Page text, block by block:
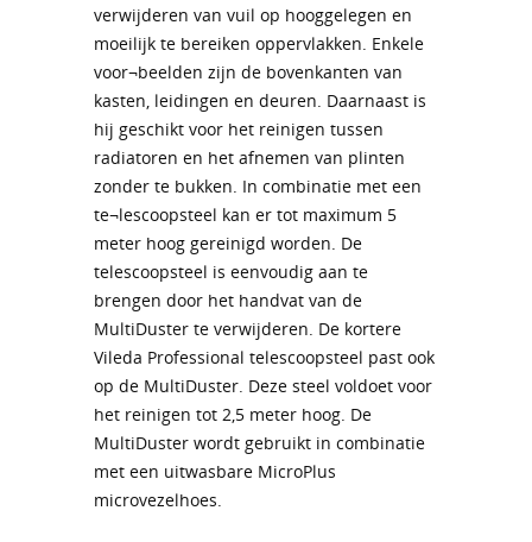
verwijderen van vuil op hooggelegen en
moeilijk te bereiken oppervlakken. Enkele
voor¬beelden zijn de bovenkanten van
kasten, leidingen en deuren. Daarnaast is
hij geschikt voor het reinigen tussen
radiatoren en het afnemen van plinten
zonder te bukken. In combinatie met een
te¬lescoopsteel kan er tot maximum 5
meter hoog gereinigd worden. De
telescoopsteel is eenvoudig aan te
brengen door het handvat van de
MultiDuster te verwijderen. De kortere
Vileda Professional telescoopsteel past ook
op de MultiDuster. Deze steel voldoet voor
het reinigen tot 2,5 meter hoog. De
MultiDuster wordt gebruikt in combinatie
met een uitwasbare MicroPlus
microvezelhoes.